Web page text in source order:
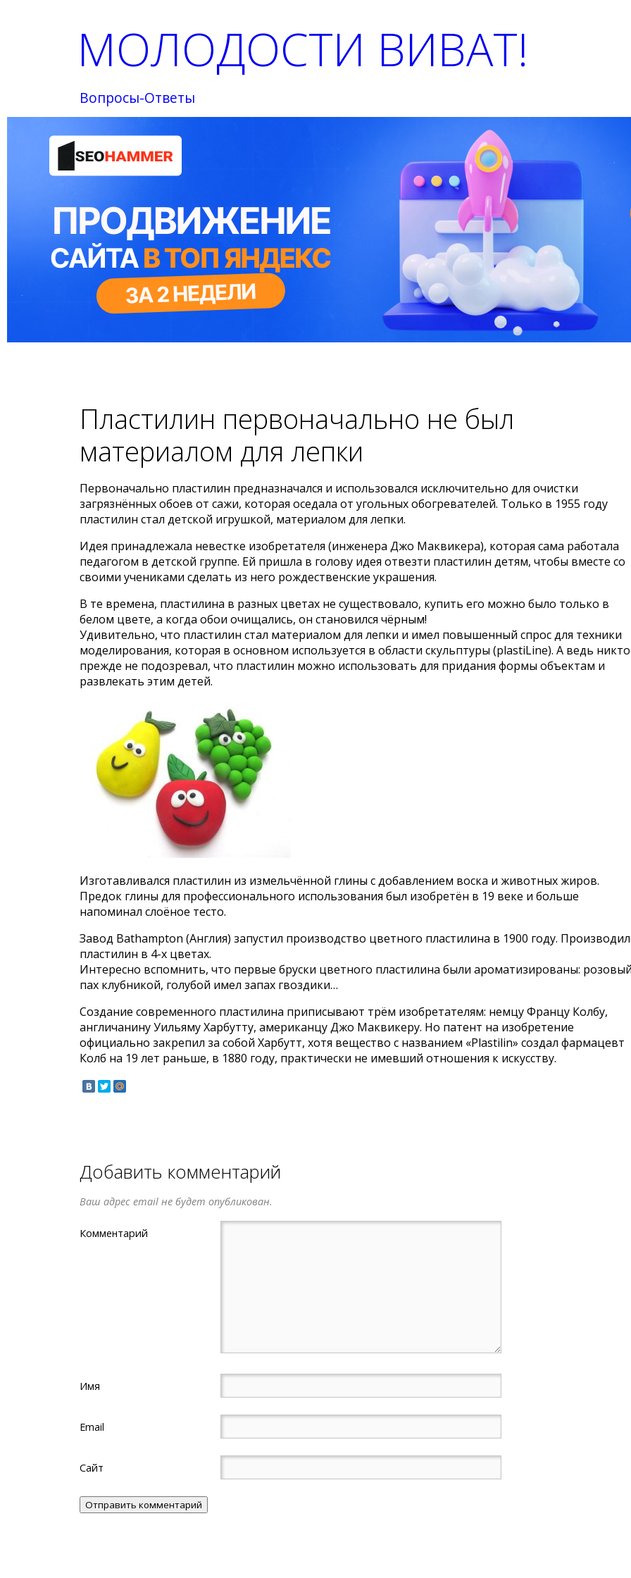
МОЛОДОСТИ ВИВАТ!
Вопросы-Ответы
Пластилин первоначально не был
материалом для лепки
Первоначально пластилин предназначался и использовался исключительно для очистки
загрязнённых обоев от сажи, которая оседала от угольных обогревателей. Только в 1955 году
пластилин стал детской игрушкой, материалом для лепки.
Идея принадлежала невестке изобретателя (инженера Джо Маквикера), которая сама работала
педагогом в детской группе. Ей пришла в голову идея отвезти пластилин детям, чтобы вместе со
своими учениками сделать из него рождественские украшения.
В те времена, пластилина в разных цветах не существовало, купить его можно было только в
белом цвете, а когда обои очищались, он становился чёрным!
Удивительно, что пластилин стал материалом для лепки и имел повышенный спрос для техники
моделирования, которая в основном используется в области скульптуры (plastiLine). А ведь никто
прежде не подозревал, что пластилин можно использовать для придания формы объектам и
развлекать этим детей.
Изготавливался пластилин из измельчённой глины с добавлением воска и животных жиров.
Предок глины для профессионального использования был изобретён в 19 веке и больше
напоминал слоёное тесто.
Завод Bathampton (Англия) запустил производство цветного пластилина в 1900 году.
пластилин в 4-х цветах.
Интересно вспомнить, что первые бруски цветного пластилина были ароматизированы:
пах клубникой, голубой имел запах гвоздики…
Создание современного пластилина приписывают трём изобретателям: немцу Францу Колбу,
англичанину Уильяму Харбутту, американцу Джо Маквикеру. Но патент на изобретение
официально закрепил за собой Харбутт, хотя вещество с названием «Plastilin» создал фармацевт
Колб на 19 лет раньше, в 1880 году, практически не имевший отношения к искусству.
Добавить комментарий
Ваш адрес email не будет опубликован.
Комментарий
Имя
Email
Сайт